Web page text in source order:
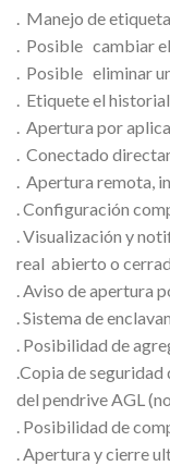
. Manejo de
. Posible cambiar
. Posible eliminar
. Etiquete el
. Apertura por
. Conectado
. Apertura remota,
. Configuración
. Visualización y
real abierto o
. Aviso de apertura
. Sistema de
. Posibilidad de
.Copia de
del pendrive AGL
. Posibilidad de
. Apertura y cierre